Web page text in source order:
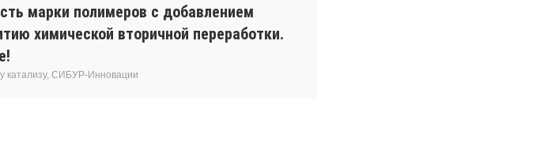
марки полимеров с добавлением
химической вторичной переработки.
катализу, СИБУР-Инновации